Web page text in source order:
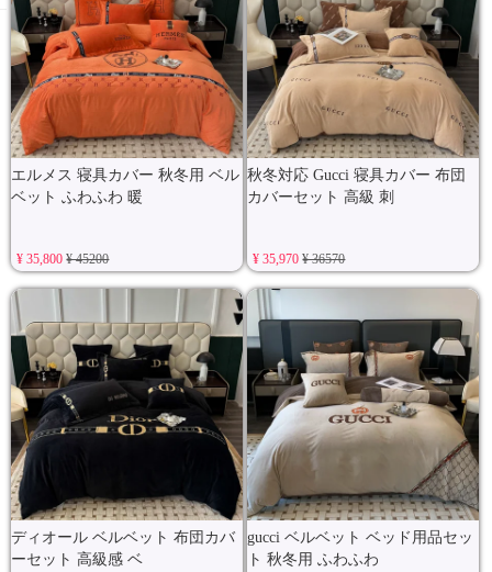
エルメス 寝具カバー 秋冬用 ベル
ベット ふわふわ 暖
¥ 35,800¥ 45200
秋冬対応 Gucci 寝具カバー 布団
カバーセット 高級 刺
¥ 35,970¥ 36570
ディオール ベルベット 布団カバ
ーセット 高級感 ベ
gucci ベルベット ベッド用品セッ
ト 秋冬用 ふわふわ